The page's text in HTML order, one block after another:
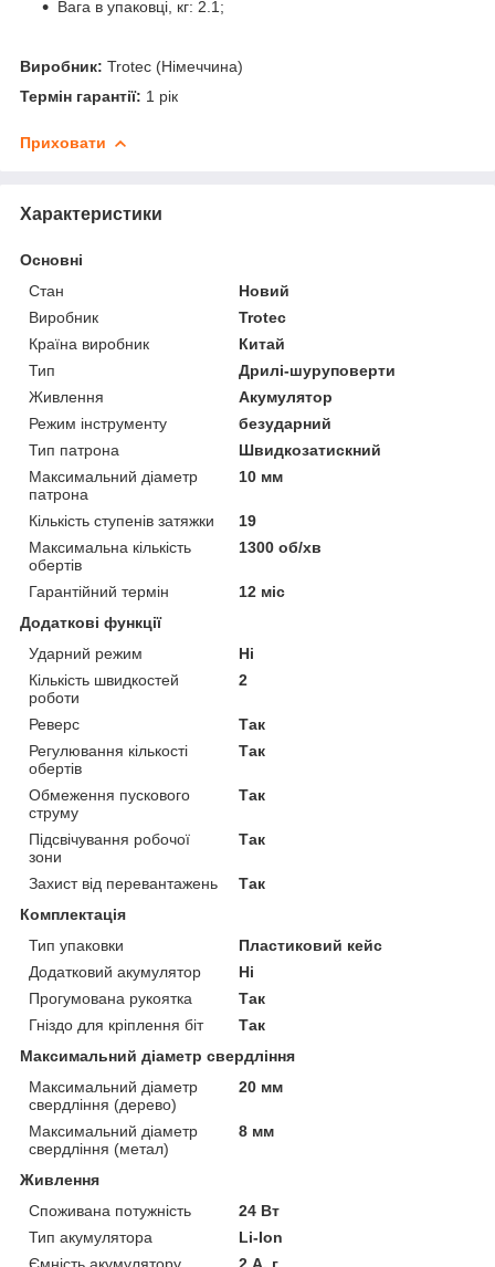
Вага в упаковці, кг: 2.1;
Виробник: Trotec (Німеччина)
Термін гарантії: 1 рік
Приховати
Характеристики
Основні
Стан
Новий
Виробник
Trotec
Країна виробник
Китай
Тип
Дрилі-шуруповерти
Живлення
Акумулятор
Режим інструменту
безударний
Тип патрона
Швидкозатискний
Максимальний діаметр
патрона
10 мм
Кількість ступенів затяжки
19
Максимальна кількість
обертів
1300 об/хв
Гарантійний термін
12 міс
Додаткові функції
Ударний режим
Ні
Кількість швидкостей
роботи
2
Реверс
Так
Регулювання кількості
обертів
Так
Обмеження пускового
струму
Так
Підсвічування робочої
зони
Так
Захист від перевантажень
Так
Комплектація
Тип упаковки
Пластиковий кейс
Додатковий акумулятор
Ні
Прогумована рукоятка
Так
Гніздо для кріплення біт
Так
Максимальний діаметр свердління
Максимальний діаметр
свердління (дерево)
20 мм
Максимальний діаметр
свердління (метал)
8 мм
Живлення
Споживана потужність
24 Вт
Тип акумулятора
Li-Ion